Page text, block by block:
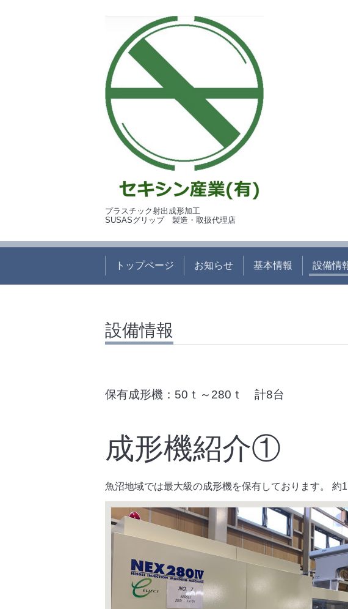
プラスチック射出成形加工
SUSASグリップ 製造・取扱代理店
トップページ お知らせ 基本情報 設備情
設備情報
保有成形機： 50ｔ～280ｔ 計8台
成形機紹介①
魚沼地域では最大級の成形機を保有しております。